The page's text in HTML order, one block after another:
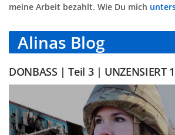
meine Arbeit bezahlt. Wie Du mich
Alinas Blog
DONBASS | Teil 3 | UNZENSIERT